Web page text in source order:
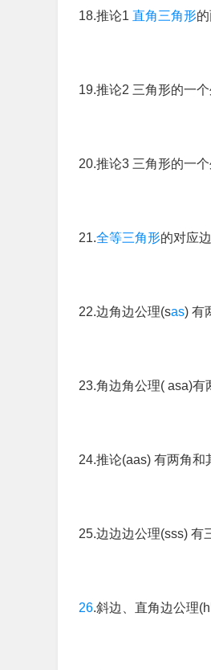
18.推论1 直角三角形
19.推论2 三角形的一
20.推论3 三角形的一
21.全等三角形的对应
22.边角边公理(sas) 有
23.角边角公理( asa)
24.推论(aas) 有两角
25.边边边公理(sss) 有
26.斜边、直角边公理